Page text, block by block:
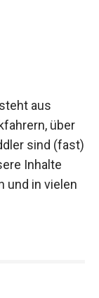
aus
über
sind (fast)
Inhalte
und in vielen